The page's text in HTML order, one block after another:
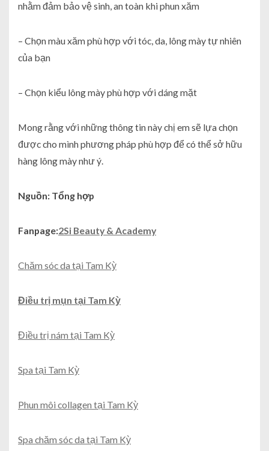
nhằm đảm bảo vệ sinh, an toàn khi phun xăm
– Chọn màu xăm phù hợp với tóc, da, lông mày tự nhiên
của bạn
– Chọn kiểu lông mày phù hợp với dáng mặt
Mong rằng với những thông tin này chị em sẽ lựa chọn
được cho mình phương pháp phù hợp để có thể sở hữu
hàng lông mày như ý.
Nguồn: Tổng hợp
Fanpage:2Si Beauty & Academy
Chăm sóc da tại Tam Kỳ
Điều trị mụn tại Tam Kỳ
Điều trị nám tại Tam Kỳ
Spa tại Tam Kỳ
Phun môi collagen tại Tam Kỳ
Spa chăm sóc da tại Tam Kỳ